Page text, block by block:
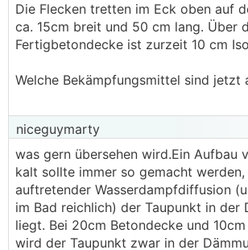
Die Flecken tretten im Eck oben auf
ca. 15cm breit und 50 cm lang. Über
Fertigbetondecke ist zurzeit 10 cm
Welche Bekämpfungsmittel sind jetzt
niceguymarty
was gern übersehen wird.Ein Aufbau
kalt sollte immer so gemacht werden,
auftretender Wasserdampfdiffusion
im Bad reichlich) der Taupunkt in der
liegt. Bei 20cm Betondecke und
wird der Taupunkt zwar in der